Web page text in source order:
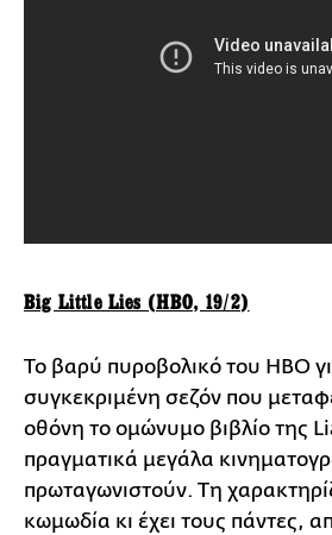
Big Little Lies (HBO, 19/2)
Το βαρύ πυροβολικό του HBO
συγκεκριμένη σεζόν που
οθόνη το ομώνυμο βιβλίο της
πραγματικά μεγάλα
πρωταγωνιστούν. Τη
κωμωδία κι έχει τους πάντες,